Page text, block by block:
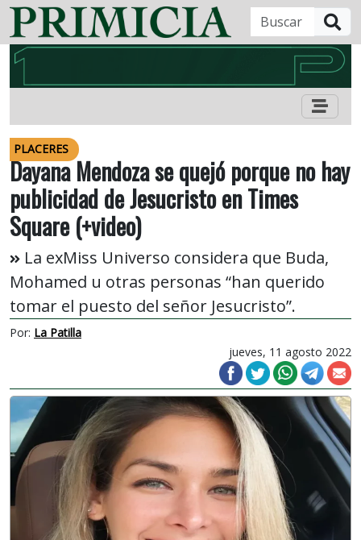
PLACERES
Dayana Mendoza se quejó porque no hay
publicidad de Jesucristo en Times
Square (+video)
La exMiss Universo considera que Buda,
Mohamed u otras personas “han querido
tomar el puesto del señor Jesucristo”.
Por: La Patilla
jueves, 11 agosto 2022